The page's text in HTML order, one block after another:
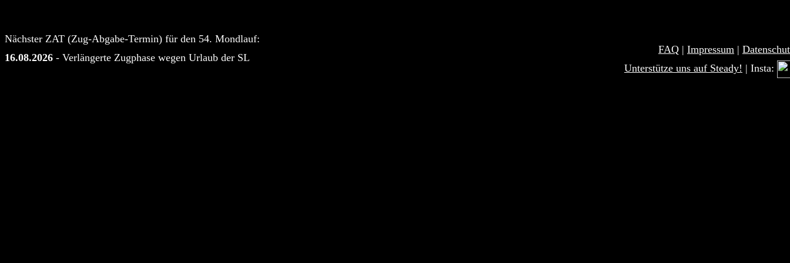
Nächster ZAT (Zug-Abgabe-Termin) für den 54. Mondlauf:
16.08.2026 - Verlängerte Zugphase wegen Urlaub der SL
FAQ | Impressum |
Unterstütze uns auf Steady! | Insta: